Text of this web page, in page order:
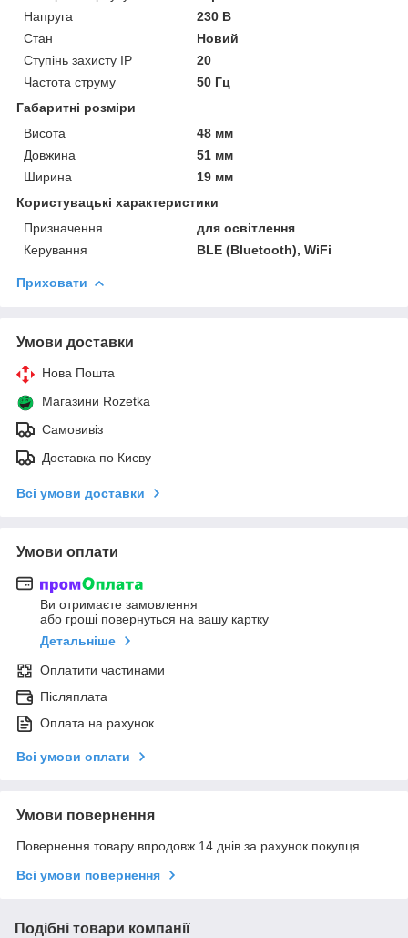
Напруга
230 В
Стан
Новий
Ступінь захисту IP
20
Частота струму
50 Гц
Габаритні розміри
Висота
48 мм
Довжина
51 мм
Ширина
19 мм
Користувацькі характеристики
Призначення
для освітлення
Керування
BLE (Bluetooth), WiFi
Приховати
Умови доставки
Нова Пошта
Магазини Rozetka
Самовивіз
Доставка по Києву
Всі умови доставки
Умови оплати
Ви отримаєте замовлення
або гроші повернуться на вашу картку
Детальніше
Оплатити частинами
Післяплата
Оплата на рахунок
Всі умови оплати
Умови повернення
Повернення товару впродовж 14 днів за рахунок покупця
Всі умови повернення
Подібні товари компанії